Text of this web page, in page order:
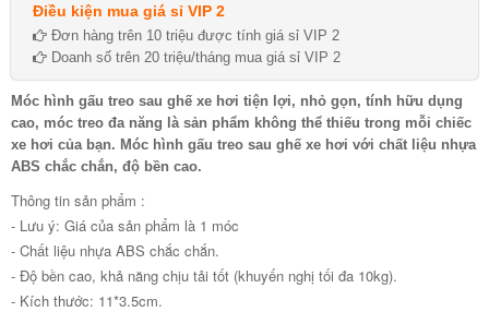
Điều kiện mua giá sỉ VIP 2
Đơn hàng trên 10 triệu được tính giá sỉ VIP 2
Doanh số trên 20 triệu/tháng mua giá sỉ VIP 2
Móc hình gấu treo sau ghế xe hơi tiện lợi, nhỏ gọn, tính hữu dụng
cao, móc treo đa năng là sản phẩm không thể thiếu trong mỗi chiếc
xe hơi của bạn. Móc hình gấu treo sau ghế xe hơi với chất liệu nhựa
ABS chắc chắn, độ bền cao.
Thông tin sản phẩm :
- Lưu ý: Giá của sản phẩm là 1 móc
- Chất liệu nhựa ABS chắc chắn.
- Độ bền cao, khả năng chịu tải tốt (khuyến nghị tối đa 10kg).
- Kích thước: 11*3.5cm.